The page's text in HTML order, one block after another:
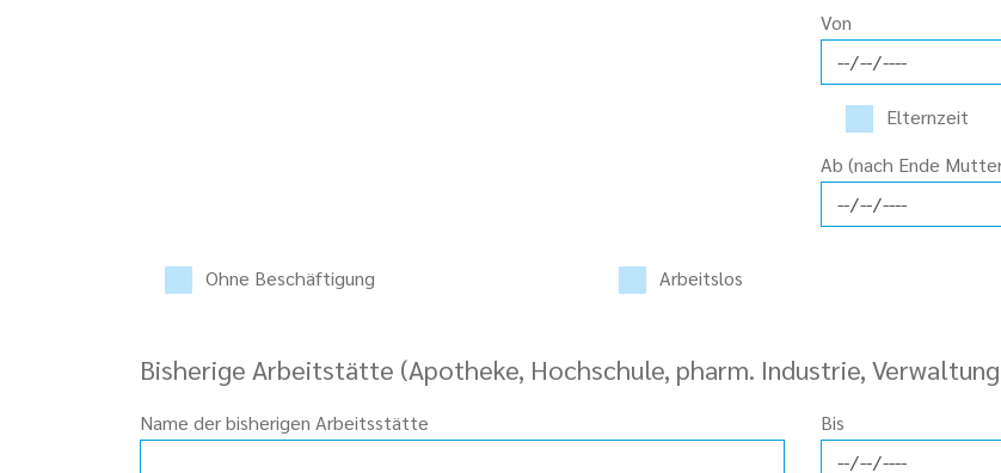
Von
Elternzeit
Ab (nach Ende
Ohne Beschäftigung Arbeitslos
Bisherige Arbeitstätte (Apotheke, Hochschule, pharm. Industrie,
Name der bisherigen Arbeitsstätte Bis